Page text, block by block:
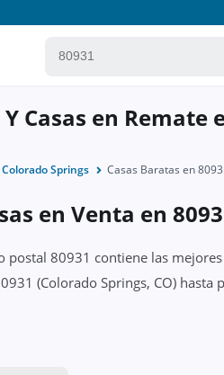
Casas en Remate
Colorado Springs Casas Baratas en
en Venta en
postal 80931 contiene las
(Colorado Springs, CO)